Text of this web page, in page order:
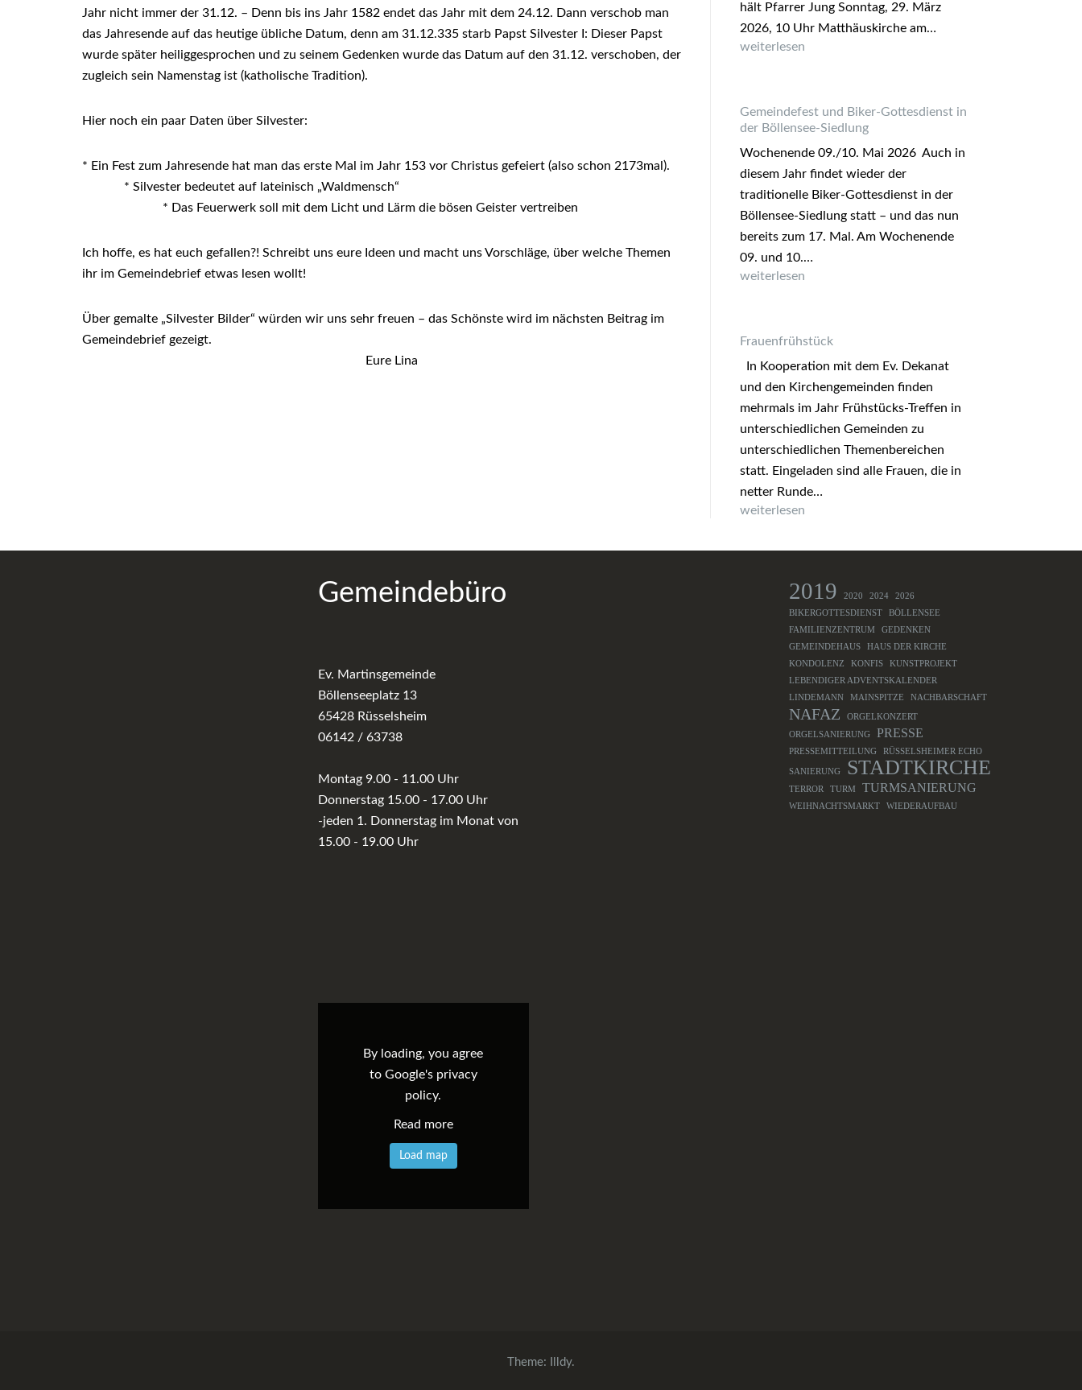
Jahr nicht immer der 31.12. – Denn bis ins Jahr 1582 endet das Jahr mit dem 24.12. Dann verschob man
das Jahresende auf das heutige übliche Datum, denn am 31.12.335 starb Papst Silvester I: Dieser Papst
wurde später heiliggesprochen und zu seinem Gedenken wurde das Datum auf den 31.12. verschoben, der
zugleich sein Namenstag ist (katholische Tradition).
Hier noch ein paar Daten über Silvester:
* Ein Fest zum Jahresende hat man das erste Mal im Jahr 153 vor Christus gefeiert (also schon 2173mal).
* Silvester bedeutet auf lateinisch „Waldmensch“
* Das Feuerwerk soll mit dem Licht und Lärm die bösen Geister vertreiben
Ich hoffe, es hat euch gefallen?! Schreibt uns eure Ideen und macht uns Vorschläge, über welche Themen
ihr im Gemeindebrief etwas lesen wollt!
Über gemalte „Silvester Bilder“ würden wir uns sehr freuen – das Schönste wird im nächsten Beitrag im
Gemeindebrief gezeigt.
Eure Lina
hält Pfarrer Jung Sonntag, 29. März
2026, 10 Uhr Matthäuskirche am…
Die nächsten Gottesdienste
weiterlesen
Gemeindefest und Biker-Gottesdienst in
der Böllensee-Siedlung
Wochenende 09./10. Mai 2026 Auch in
diesem Jahr findet wieder der
traditionelle Biker-Gottesdienst in der
Böllensee-Siedlung statt – und das nun
bereits zum 17. Mal. Am Wochenende
09. und 10.…
Gemeindefest und Biker-Gottesdienst in der Böllensee-
weiterlesen
Frauenfrühstück
In Kooperation mit dem Ev. Dekanat
und den Kirchengemeinden finden
mehrmals im Jahr Frühstücks-Treffen in
unterschiedlichen Gemeinden zu
unterschiedlichen Themenbereichen
statt. Eingeladen sind alle Frauen, die in
netter Runde…
Frauenfrühstück
weiterlesen
Gemeindebüro
Ev. Martinsgemeinde
Böllenseeplatz 13
65428 Rüsselsheim
06142 / 63738
Montag 9.00 - 11.00 Uhr
Donnerstag 15.00 - 17.00 Uhr
-jeden 1. Donnerstag im Monat von
15.00 - 19.00 Uhr
By loading, you agree
to Google's privacy
policy.
Read more
Load map
2019 2020 2024
2026
BIKERGOTTESDIENST
BÖLLENSEE
FAMILIENZENTRUM
GEDENKEN
GEMEINDEHAUS
HAUS DER KIRCHE
KONDOLENZ
KONFIS
KUNSTPROJEKT
LEBENDIGER ADVENTSKALENDER
LINDEMANN
MAINSPITZE NACHBARSCHAFT
NAFAZ
ORGELKONZERT
ORGELSANIERUNG
PRESSE
PRESSEMITTEILUNG RÜSSELSHEIMER ECHO
SANIERUNG STADTKIRCHE
TERROR TURM TURMSANIERUNG
WEIHNACHTSMARKT WIEDERAUFBAU
Theme: Illdy.